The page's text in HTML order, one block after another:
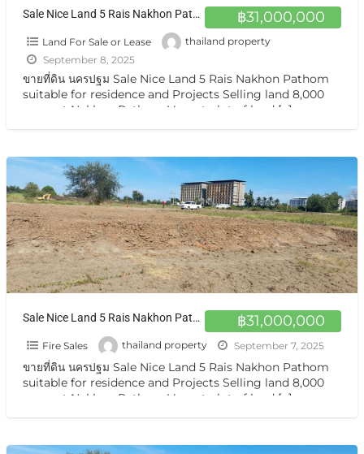
฿31,000,000
Sale Nice Land 5 Rais Nakhon Pathom suitable for residence and Projects Selling land 8,000 sq.m. at Nakhon Pathom ขายที่ดินเปล่า นครปฐม
Land For Sale or Lease
thailand property
September 8, 2025
ขายที่ดิน นครปฐม Sale Nice Land 5 Rais Nakhon Pathom
suitable for residence and Projects Selling land 8,000
sq.m. at Nakhon Pathom Vacant plot of land […]
฿31,000,000
Sale Nice Land 5 Rais Nakhon Pathom suitable for residence and Projects Selling land 8,000 sq.m ขายที่ดินเปล่า กำแพงแสน นครปฐม
Fire Sales thailand property September 7, 2025
ขายที่ดิน นครปฐม Sale Nice Land 5 Rais Nakhon Pathom
suitable for residence and Projects Selling land 8,000
sq.m. at Nakhon Pathom Vacant plot of land […]